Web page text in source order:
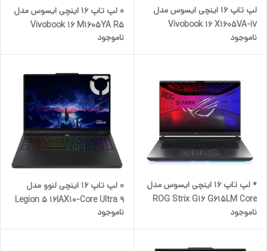
لپ تاپ 16 اینچی ایسوس مدل
Vivobook 16 X1605VA-i7
13620H-16GB DDR4 3200MHz-
512GB SSD-IPS-Backlit به
ناموجود
۰ لپ تاپ 16 اینچی ایسوس مدل
Vivobook 16 M1605YA R5
7430 8GB DDR4-512GB SSD-
IPS-
ناموجود
* لپ تاپ 16 اینچی ایسوس مدل
ROG Strix G16 G615LM Core
Ultra 9 275HX - 16GB DDR5
5600MHz-1TB SSD-RTX5060
ناموجود
0 لپ تاپ 16 اینچی لنوو مدل
Legion 5 16IAX10-Core Ultra 9
275HX-32GB DDR5
4800MHz-1TB SSD-RTX5060
ناموجود